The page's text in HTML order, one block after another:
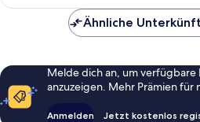
Bewertungen
Ähnliche
Melde dich an, um verfügbare
anzuzeigen. Mehr Prämien für
Anmelden Jetzt kostenlos